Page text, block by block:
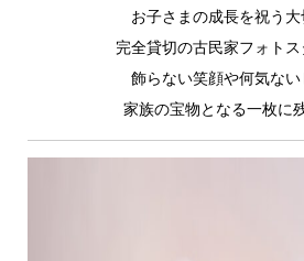
お子さまの成長を祝う大
完全貸切の古民家フォトス
飾らない笑顔や何気ない
家族の宝物となる一枚に